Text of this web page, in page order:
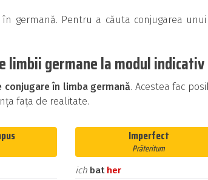
în germană. Pentru a căuta conjugarea
germane la modul indicativ
în limba germană. Acestea fac
fața de realitate.
Imperfect
Präteritum
ich bat her